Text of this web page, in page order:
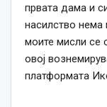
првата дама и
насилство нема
моите мисли се
овој
платформата